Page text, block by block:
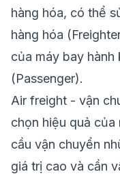
hàng hóa, có thể
hàng hóa
của máy bay hành
(Passenger).
Air freight - vận
chọn hiệu quả của
cầu vận chuyển
giá trị cao và cần